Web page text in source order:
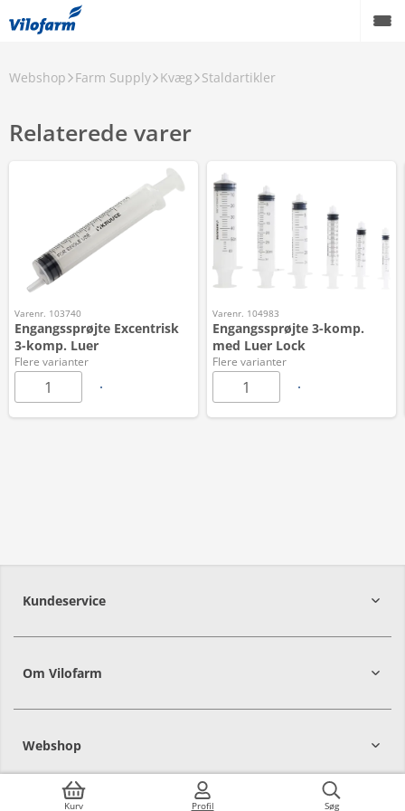
Kurv Profil Søg
Webshop Farm Supply Kvæg Staldartikler
Relaterede varer
Varenr. 103740
Engangssprøjte Excentrisk
3-komp. Luer
Flere varianter
Varenr. 104983
Engangssprøjte 3-komp.
med Luer Lock
Flere varianter
Kundeservice
Om Vilofarm
Webshop